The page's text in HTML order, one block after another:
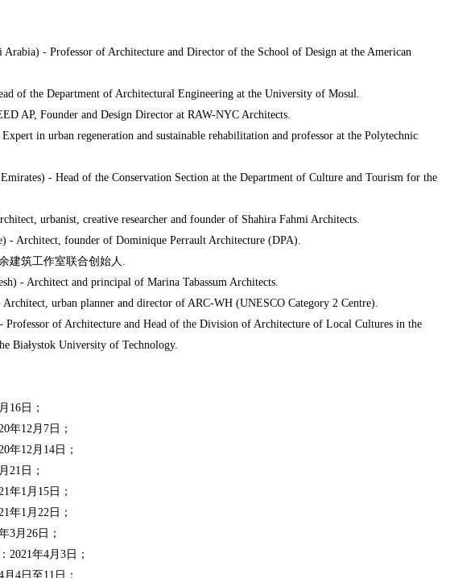
- Professor of Architecture and Director of the School of Design at the American
of the Department of Architectural Engineering at the University of Mosul.
AP, Founder and Design Director at RAW-NYC Architects.
in urban regeneration and sustainable rehabilitation and professor at the Polytechnic
- Head of the Conservation Section at the Department of Culture and Tourism for the
urbanist, creative researcher and founder of Shahira Fahmi Architects.
- Architect, founder of Dominique Perrault Architecture (DPA).
建筑工作室联合创始人.
- Architect and principal of Marina Tabassum Architects.
Architect, urban planner and director of ARC-WH (UNESCO Category 2 Centre).
Professor of Architecture and Head of the Division of Architecture of Local Cultures in the
Białystok University of Technology.
16日；
年12月7日；
年12月14日；
21日；
年1月15日；
年1月22日；
3月26日；
2021年4月3日；
4日至11日；